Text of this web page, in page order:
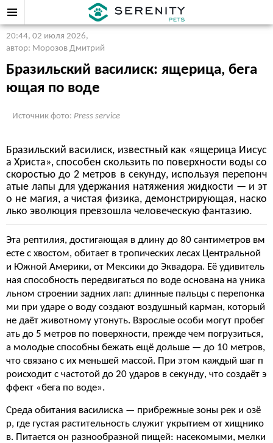
20:44, 02 июля 2026,
автор: Морозов Дмитрий
Бразильский василиск: ящерица, бега
ющая по воде
Источник фото: Press service
Бразильский василиск, известный как «ящерица Иисус
а Христа», способен скользить по поверхности воды со
скоростью до 2 метров в секунду, используя перепонч
атые лапы для удержания натяжения жидкости — и эт
о не магия, а чистая физика, демонстрирующая, наско
лько эволюция превзошла человеческую фантазию.
Эта рептилия, достигающая в длину до 80 сантиметров вм
есте с хвостом, обитает в тропических лесах Центральной
и Южной Америки, от Мексики до Эквадора. Её удивитель
ная способность передвигаться по воде основана на уника
льном строении задних лап: длинные пальцы с перепонка
ми при ударе о воду создают воздушный карман, который
не даёт животному утонуть. Взрослые особи могут пробег
ать до 5 метров по поверхности, прежде чем погрузиться,
а молодые способны бежать ещё дольше — до 10 метров,
что связано с их меньшей массой. При этом каждый шаг п
роисходит с частотой до 20 ударов в секунду, что создаёт э
ффект «бега по воде».
Среда обитания василиска — прибрежные зоны рек и озё
р, где густая растительность служит укрытием от хищнико
в. Питается он разнообразной пищей: насекомыми, мелки